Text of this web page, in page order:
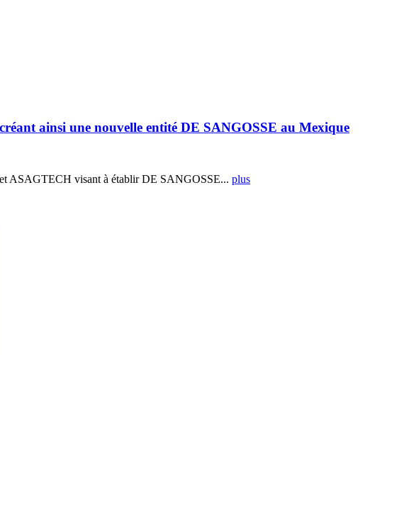
ainsi une nouvelle entité DE SANGOSSE au Mexique
ASAGTECH visant à établir DE SANGOSSE... plus